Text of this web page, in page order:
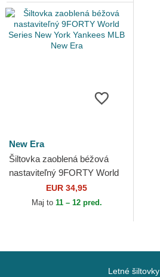
New Era
Šiltovka zaoblená béžová
nastaviteľný 9FORTY World
Series New York Yankees
MLB New Era
EUR 34,95
Maj to 11 – 12 pred.
Letné šiltovky